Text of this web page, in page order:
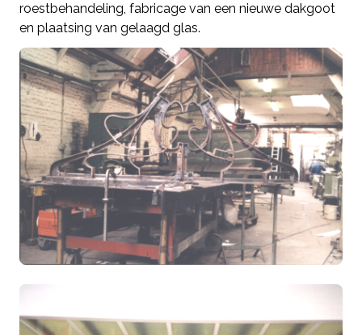
roestbehandeling, fabricage van een nieuwe dakgoot
en plaatsing van gelaagd glas.